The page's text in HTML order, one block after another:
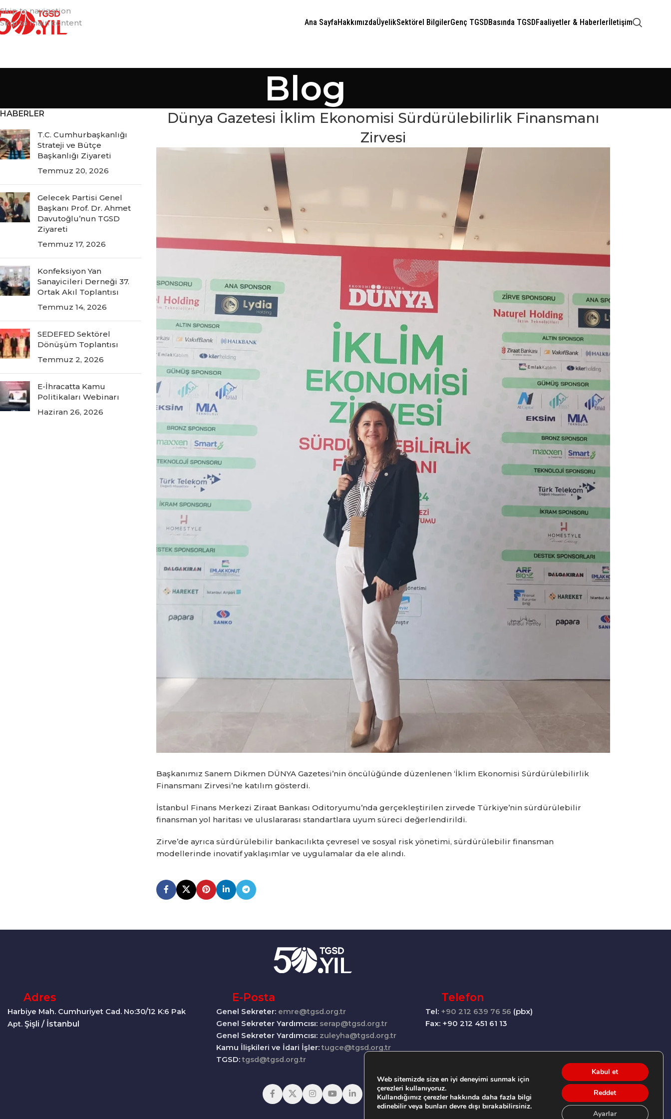
Skip to navigation
Skip to main content
Ana SayfaHakkımızdaÜyelikSektörel BilgilerGenç TGSDBasında TGSDFaaliyetler & Haberlerİletişim
Blog
HABERLER
T.C. Cumhurbaşkanlığı
Strateji ve Bütçe
Başkanlığı Ziyareti
Temmuz 20, 2026
Gelecek Partisi Genel
Başkanı Prof. Dr. Ahmet
Davutoğlu’nun TGSD
Ziyareti
Temmuz 17, 2026
Konfeksiyon Yan
Sanayicileri Derneği 37.
Ortak Akıl Toplantısı
Temmuz 14, 2026
SEDEFED Sektörel
Dönüşüm Toplantısı
Temmuz 2, 2026
E-İhracatta Kamu
Politikaları Webinarı
Haziran 26, 2026
Dünya Gazetesi İklim Ekonomisi Sürdürülebilirlik Finansmanı
Zirvesi
Başkanımız Sanem Dikmen DÜNYA Gazetesi’nin öncülüğünde düzenlenen ‘İklim Ekonomisi Sürdürülebilirlik
Finansmanı Zirvesi’ne katılım gösterdi.
İstanbul Finans Merkezi Ziraat Bankası Oditoryumu’nda gerçekleştirilen zirvede Türkiye’nin sürdürülebilir
finansman yol haritası ve uluslararası standartlara uyum süreci değerlendirildi.
Zirve’de ayrıca sürdürülebilir bankacılıkta çevresel ve sosyal risk yönetimi, sürdürülebilir finansman
modellerinde inovatif yaklaşımlar ve uygulamalar da ele alındı.
Adres
Harbiye Mah. Cumhuriyet Cad. No:30/12 K:6 Pak
Apt. Şişli / İstanbul
E-Posta
Genel Sekreter: emre@tgsd.org.tr
Genel Sekreter Yardımcısı: serap@tgsd.org.tr
Genel Sekreter Yardımcısı: zuleyha@tgsd.org.tr
Kamu İlişkileri ve İdari İşler:tugce@tgsd.org.tr
TGSD:tgsd@tgsd.org.tr
Telefon
Tel: +90 212 639 76 56 (pbx)
Fax: +90 212 451 61 13
Web sitemizde size en iyi deneyimi sunmak için
çerezleri kullanıyoruz.
Kullandığımız çerezler hakkında daha fazla bilgi
edinebilir veya bunları devre dışı bırakabilirsiniz.
Kabul et
Reddet
Ayarlar